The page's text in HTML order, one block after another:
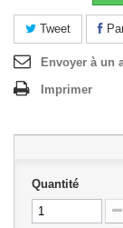
Tweet
Envoyer à un
Imprimer
Quantité